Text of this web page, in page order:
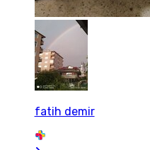
fatih demir